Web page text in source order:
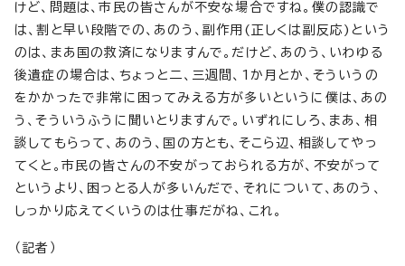
けど、問題は、市民の皆さんが不安な場合ですね。僕の認識で
は、割と早い段階での、あのう、副作用(正しくは副反応)という
のは、まあ国の救済になりますんで。だけど、あのう、いわゆる
後遺症の場合は、ちょっと二、三週間、1か月とか、そういうの
をかかったで非常に困ってみえる方が多いというに僕は、あの
う、そういうふうに聞いとりますんで。いずれにしろ、まあ、相
談してもらって、あのう、国の方とも、そこら辺、相談してやっ
てくと。市民の皆さんの不安がっておられる方が、不安がって
というより、困っとる人が多いんだで、それについて、あのう、
しっかり応えてくいうのは仕事だがね、これ。
（記者）